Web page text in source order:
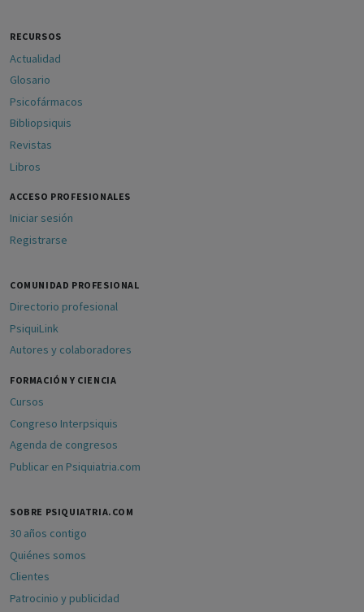
RECURSOS
Actualidad
Glosario
Psicofármacos
Bibliopsiquis
Revistas
Libros
ACCESO PROFESIONALES
Iniciar sesión
Registrarse
COMUNIDAD PROFESIONAL
Directorio profesional
PsiquiLink
Autores y colaboradores
FORMACIÓN Y CIENCIA
Cursos
Congreso Interpsiquis
Agenda de congresos
Publicar en Psiquiatria.com
SOBRE PSIQUIATRIA.COM
30 años contigo
Quiénes somos
Clientes
Patrocinio y publicidad